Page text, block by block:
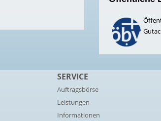
SERVICE
Auftragsbörse
Leistungen
Informationen